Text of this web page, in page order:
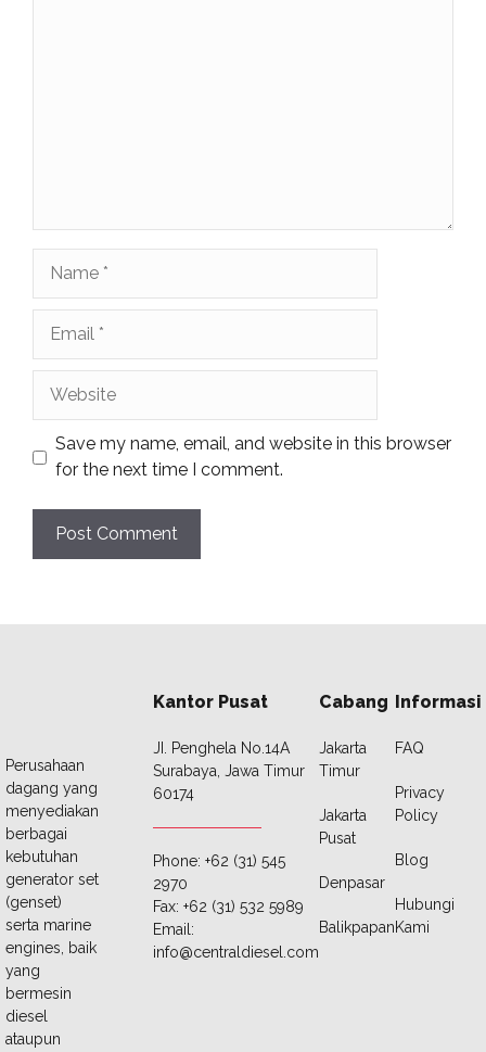
Save my name, email, and website in this browser
for the next time I comment.
Perusahaan
dagang yang
menyediakan
berbagai
kebutuhan
generator set
(genset)
serta marine
engines, baik
yang
bermesin
diesel
ataupun
Kantor Pusat
JI. Penghela No.14A
Surabaya, Jawa Timur
60174
Phone: +62 (31) 545
2970
Fax: +62 (31) 532 5989
Email:
info@centraldiesel.com
Cabang
Jakarta
Timur
Jakarta
Pusat
Denpasar
Balikpapan
Informasi
FAQ
Privacy
Policy
Blog
Hubungi
Kami